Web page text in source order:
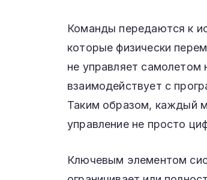
Команды передаются к
которые физически
не управляет самолетом
взаимодействует с
Таким образом, каждый
управление не просто
Ключевым элементом